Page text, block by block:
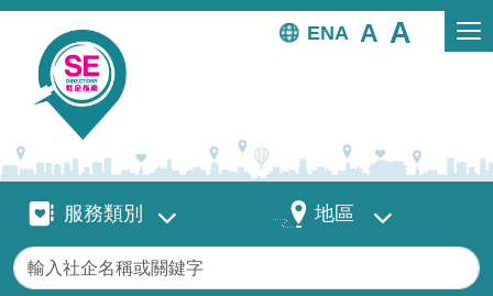
移至主內容
EN
服務類別服務類別 地區 地區
關鍵字